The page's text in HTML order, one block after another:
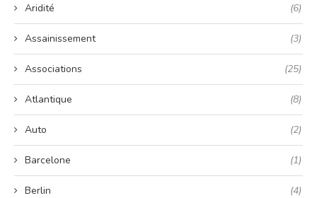
Aridité (6)
Assainissement (3)
Associations (25)
Atlantique (8)
Auto (2)
Barcelone (1)
Berlin (4)